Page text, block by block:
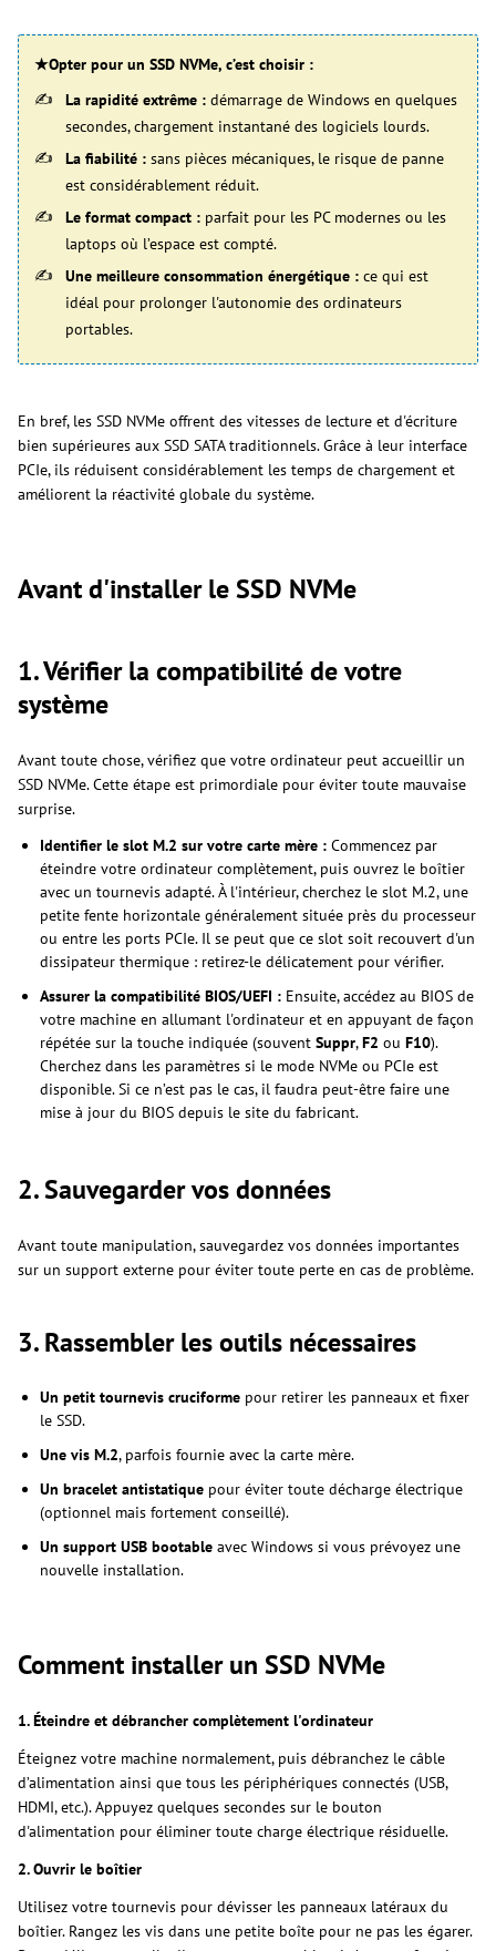
★Opter pour un SSD NVMe, c’est choisir :
La rapidité extrême : démarrage de Windows en quelques
secondes, chargement instantané des logiciels lourds.
La fiabilité : sans pièces mécaniques, le risque de panne
est considérablement réduit.
Le format compact : parfait pour les PC modernes ou les
laptops où l’espace est compté.
Une meilleure consommation énergétique : ce qui est
idéal pour prolonger l'autonomie des ordinateurs
portables.
En bref, les SSD NVMe offrent des vitesses de lecture et d'écriture
bien supérieures aux SSD SATA traditionnels. Grâce à leur interface
PCIe, ils réduisent considérablement les temps de chargement et
améliorent la réactivité globale du système.
Avant d'installer le SSD NVMe
1. Vérifier la compatibilité de votre
système
Avant toute chose, vérifiez que votre ordinateur peut accueillir un
SSD NVMe. Cette étape est primordiale pour éviter toute mauvaise
surprise.
Identifier le slot M.2 sur votre carte mère : Commencez par
éteindre votre ordinateur complètement, puis ouvrez le boîtier
avec un tournevis adapté. À l'intérieur, cherchez le slot M.2, une
petite fente horizontale généralement située près du processeur
ou entre les ports PCIe. Il se peut que ce slot soit recouvert d'un
dissipateur thermique : retirez-le délicatement pour vérifier.
Assurer la compatibilité BIOS/UEFI : Ensuite, accédez au BIOS de
votre machine en allumant l'ordinateur et en appuyant de façon
répétée sur la touche indiquée (souvent Suppr,F2 ou F10).
Cherchez dans les paramètres si le mode NVMe ou PCIe est
disponible. Si ce n’est pas le cas, il faudra peut-être faire une
mise à jour du BIOS depuis le site du fabricant.
2. Sauvegarder vos données
Avant toute manipulation, sauvegardez vos données importantes
sur un support externe pour éviter toute perte en cas de problème.
3. Rassembler les outils nécessaires
Un petit tournevis cruciforme pour retirer les panneaux et fixer
le SSD.
Une vis M.2, parfois fournie avec la carte mère.
Un bracelet antistatique pour éviter toute décharge électrique
(optionnel mais fortement conseillé).
Un support USB bootable avec Windows si vous prévoyez une
nouvelle installation.
Comment installer un SSD NVMe
1. Éteindre et débrancher complètement l'ordinateur
Éteignez votre machine normalement, puis débranchez le câble
d’alimentation ainsi que tous les périphériques connectés (USB,
HDMI, etc.). Appuyez quelques secondes sur le bouton
d'alimentation pour éliminer toute charge électrique résiduelle.
2. Ouvrir le boîtier
Utilisez votre tournevis pour dévisser les panneaux latéraux du
boîtier. Rangez les vis dans une petite boîte pour ne pas les égarer.